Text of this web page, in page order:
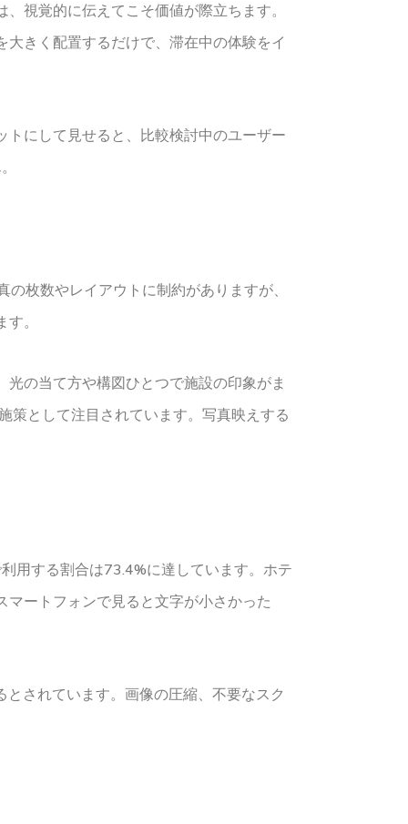
視覚的に伝えてこそ価値が際立ちます。
きく配置するだけで、滞在中の体験をイ
にして見せると、比較検討中のユーザー
枚数やレイアウトに制約がありますが、
。
の当て方や構図ひとつで施設の印象がま
策として注目されています。写真映えする
用する割合は73.4%に達しています。ホテ
ートフォンで見ると文字が小さかった
されています。画像の圧縮、不要なスク